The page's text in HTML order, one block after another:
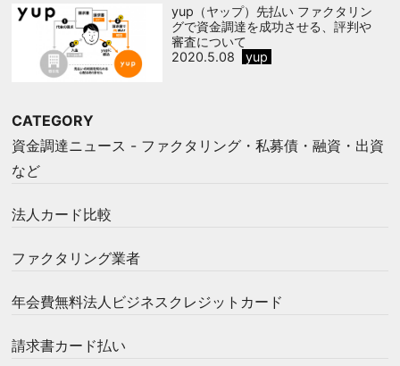
yup（ヤップ）先払い ファクタリン
グで資金調達を成功させる、評判や
審査について
2020.5.08
yup
CATEGORY
資金調達ニュース - ファクタリング・私募債・融資・出資
など
法人カード比較
ファクタリング業者
年会費無料法人ビジネスクレジットカード
請求書カード払い